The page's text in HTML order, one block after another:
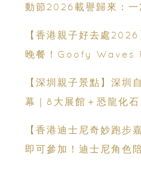
動節2026載譽歸來：一
【香港親子好去處
晚餐！Goofy Waves
【深圳親子景點】深圳
幕｜8大展館＋恐龍化石
【香港迪士尼奇妙跑步
即可參加！迪士尼角色